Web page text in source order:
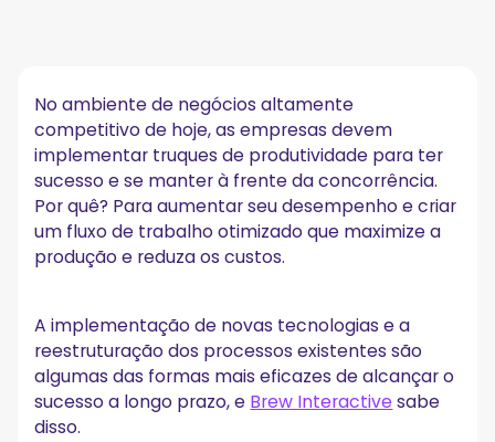
em termos de produtividade?
Como a Brew Interactive usa o MeetGeek para
aumentar a produtividade?
Externamente
Internamente
Como foi o processo de implementação com o
Quais resultados específicos a Brew Interactive
experimentou com o MeetGeek?
Que conselho você daria a outras empresas que
estão considerando nossa solução?
No ambiente de negócios altamente
competitivo de hoje, as empresas devem
implementar truques de produtividade para ter
sucesso e se manter à frente da concorrência.
Por quê? Para aumentar seu desempenho e criar
um fluxo de trabalho otimizado que maximize a
produção e reduza os custos.
A implementação de novas tecnologias e a
reestruturação dos processos existentes são
algumas das formas mais eficazes de alcançar o
sucesso a longo prazo, e Brew Interactivesabe
disso.